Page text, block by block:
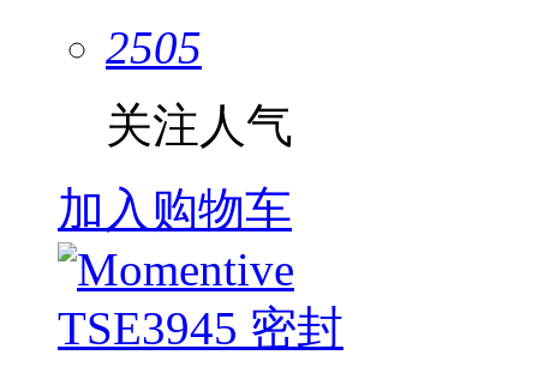
2505
关注人气
加入购物车